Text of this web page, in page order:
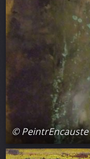
© PeintrEncauste